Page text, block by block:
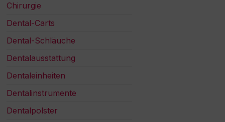
Chirurgie
Dental-Carts
Dental-Schläuche
Dentalausstattung
Dentaleinheiten
Dentalinstrumente
Dentalpolster